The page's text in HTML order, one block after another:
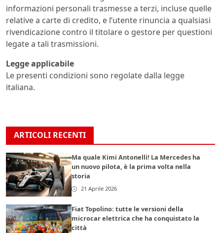
informazioni personali trasmesse a terzi, incluse quelle
relative a carte di credito, e l’utente rinuncia a qualsiasi
rivendicazione contro il titolare o gestore per questioni
legate a tali trasmissioni.
Legge applicabile
Le presenti condizioni sono regolate dalla legge
italiana.
ARTICOLI RECENTI
Ma quale Kimi Antonelli! La Mercedes ha
un nuovo pilota, è la prima volta nella
storia
21 Aprile 2026
Fiat Topolino: tutte le versioni della
microcar elettrica che ha conquistato la
città